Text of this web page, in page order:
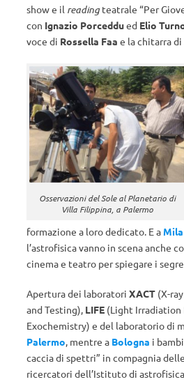
show e il readingteatrale “Per
con Ignazio Porceddued Elio
voce di Rossella Faa e la chitarra di
Osservazioni del Sole al Planetario di
Villa Filippina, a Palermo
formazione a loro dedicato. E a
l’astrofisica vanno in scena anche
cinema e teatro per spiegare i
Apertura dei laboratori XACT (X-
and Testing), LIFE (Light Irradiation
Exochemistry) e del laboratorio di
Palermo, mentre a Bologna i
caccia di spettri” in compagnia
ricercatori dell’Istituto di